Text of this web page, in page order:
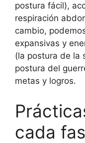
postura fácil),
respiración
cambio,
expansivas y
(la postura de la
postura del
metas y logros.
cada